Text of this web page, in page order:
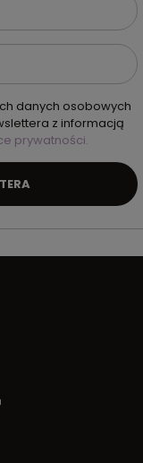
danych osobowych
z informacją
prywatności.